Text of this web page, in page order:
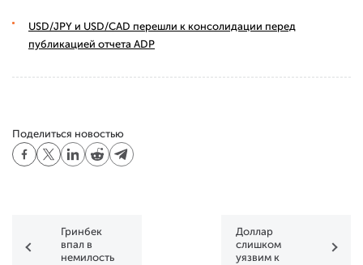
USD/JPY и USD/CAD перешли к консолидации перед
публикацией отчета ADP
Поделиться новостью
Гринбек
впал в
немилость
Доллар
слишком
уязвим к